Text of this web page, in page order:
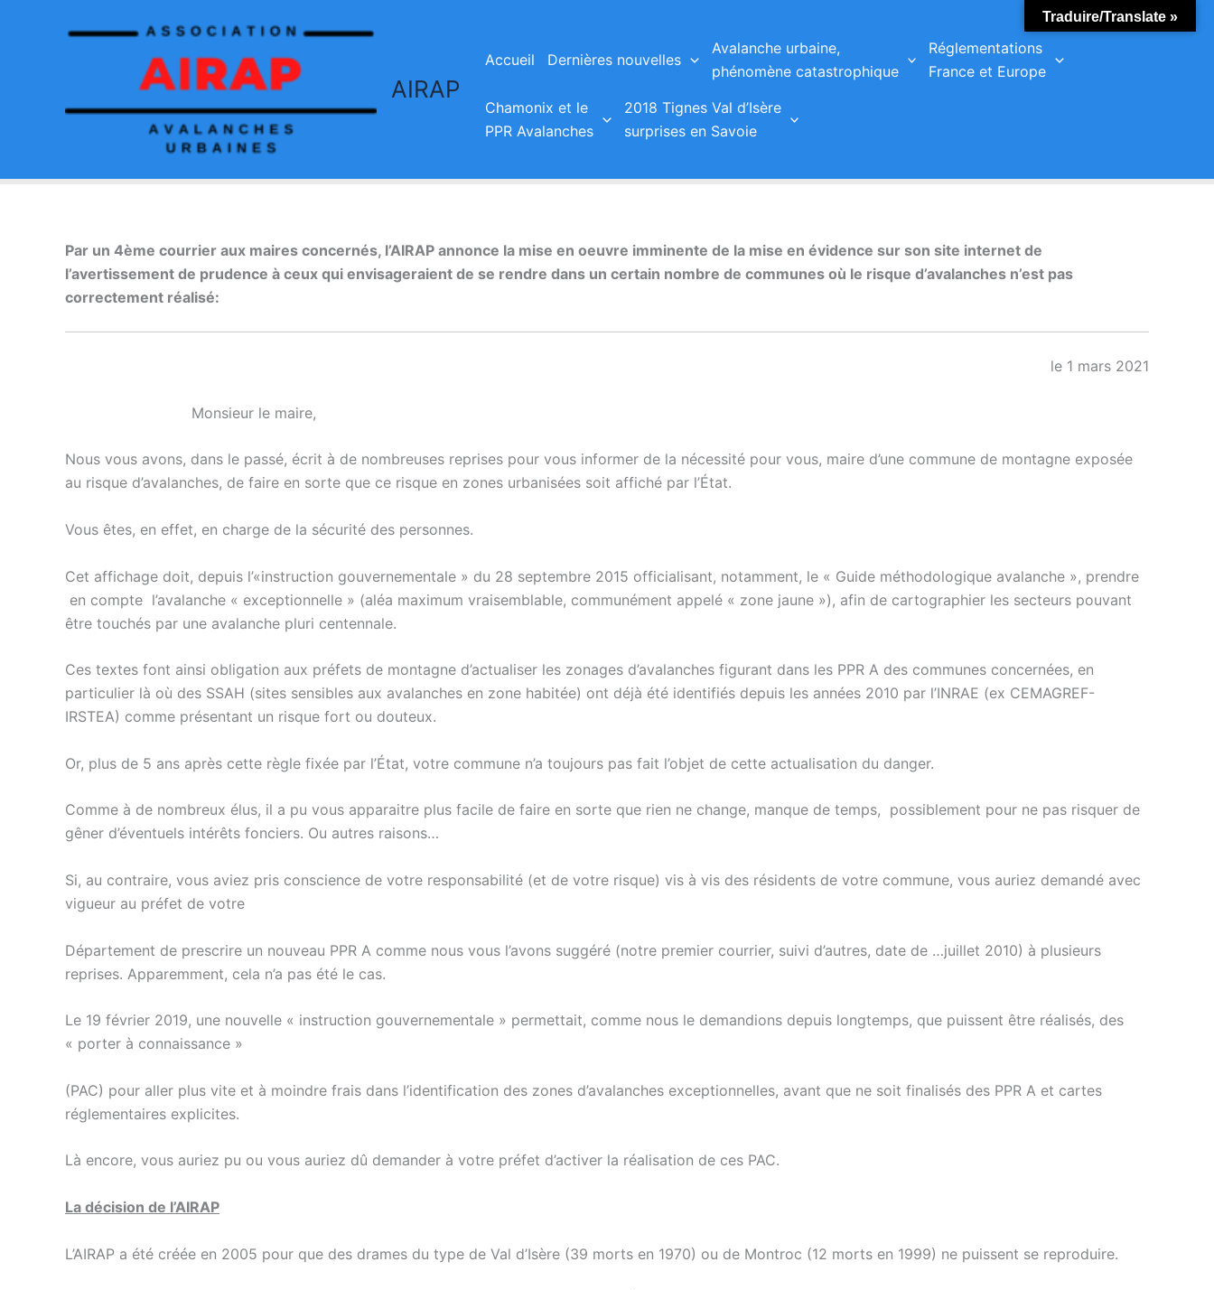
AIRAP
Accueil Dernières nouvelles
Avalanche urbaine,
phénomène catastrophique
Réglementations
France et Europe
Chamonix et le
PPR Avalanches
2018 Tignes Val d’Isère
surprises en Savoie
Par un 4ème courrier aux maires concernés, l’AIRAP annonce la mise en oeuvre imminente de la mise en évidence sur son site internet de
l’avertissement de prudence à ceux qui envisageraient de se rendre dans un certain nombre de communes où le risque d’avalanches n’est pas
correctement réalisé:
le 1 mars 2021
Monsieur le maire,
Nous vous avons, dans le passé, écrit à de nombreuses reprises pour vous informer de la nécessité pour vous, maire d’une commune de montagne exposée
au risque d’avalanches, de faire en sorte que ce risque en zones urbanisées soit affiché par l’État.
Vous êtes, en effet, en charge de la sécurité des personnes.
Cet affichage doit, depuis l’«instruction gouvernementale » du 28 septembre 2015 officialisant, notamment, le « Guide méthodologique avalanche », prendre
en compte l’avalanche « exceptionnelle » (aléa maximum vraisemblable, communément appelé « zone jaune »), afin de cartographier les secteurs pouvant
être touchés par une avalanche pluri centennale.
Ces textes font ainsi obligation aux préfets de montagne d’actualiser les zonages d’avalanches figurant dans les PPR A des communes concernées, en
particulier là où des SSAH (sites sensibles aux avalanches en zone habitée) ont déjà été identifiés depuis les années 2010 par l’INRAE (ex CEMAGREF-
IRSTEA) comme présentant un risque fort ou douteux.
Or, plus de 5 ans après cette règle fixée par l’État, votre commune n’a toujours pas fait l’objet de cette actualisation du danger.
Comme à de nombreux élus, il a pu vous apparaitre plus facile de faire en sorte que rien ne change, manque de temps, possiblement pour ne pas risquer de
gêner d’éventuels intérêts fonciers. Ou autres raisons…
Si, au contraire, vous aviez pris conscience de votre responsabilité (et de votre risque) vis à vis des résidents de votre commune, vous auriez demandé avec
vigueur au préfet de votre
Département de prescrire un nouveau PPR A comme nous vous l’avons suggéré (notre premier courrier, suivi d’autres, date de …juillet 2010) à plusieurs
reprises. Apparemment, cela n’a pas été le cas.
Le 19 février 2019, une nouvelle « instruction gouvernementale » permettait, comme nous le demandions depuis longtemps, que puissent être réalisés, des
« porter à connaissance »
(PAC) pour aller plus vite et à moindre frais dans l’identification des zones d’avalanches exceptionnelles, avant que ne soit finalisés des PPR A et cartes
réglementaires explicites.
Là encore, vous auriez pu ou vous auriez dû demander à votre préfet d’activer la réalisation de ces PAC.
La décision de l’AIRAP
L’AIRAP a été créée en 2005 pour que des drames du type de Val d’Isère (39 morts en 1970) ou de Montroc (12 morts en 1999) ne puissent se reproduire.
Traduire/Translate »